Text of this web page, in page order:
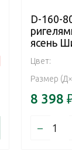
D-160-
ясень
Цвет:
Размер
8 398
–